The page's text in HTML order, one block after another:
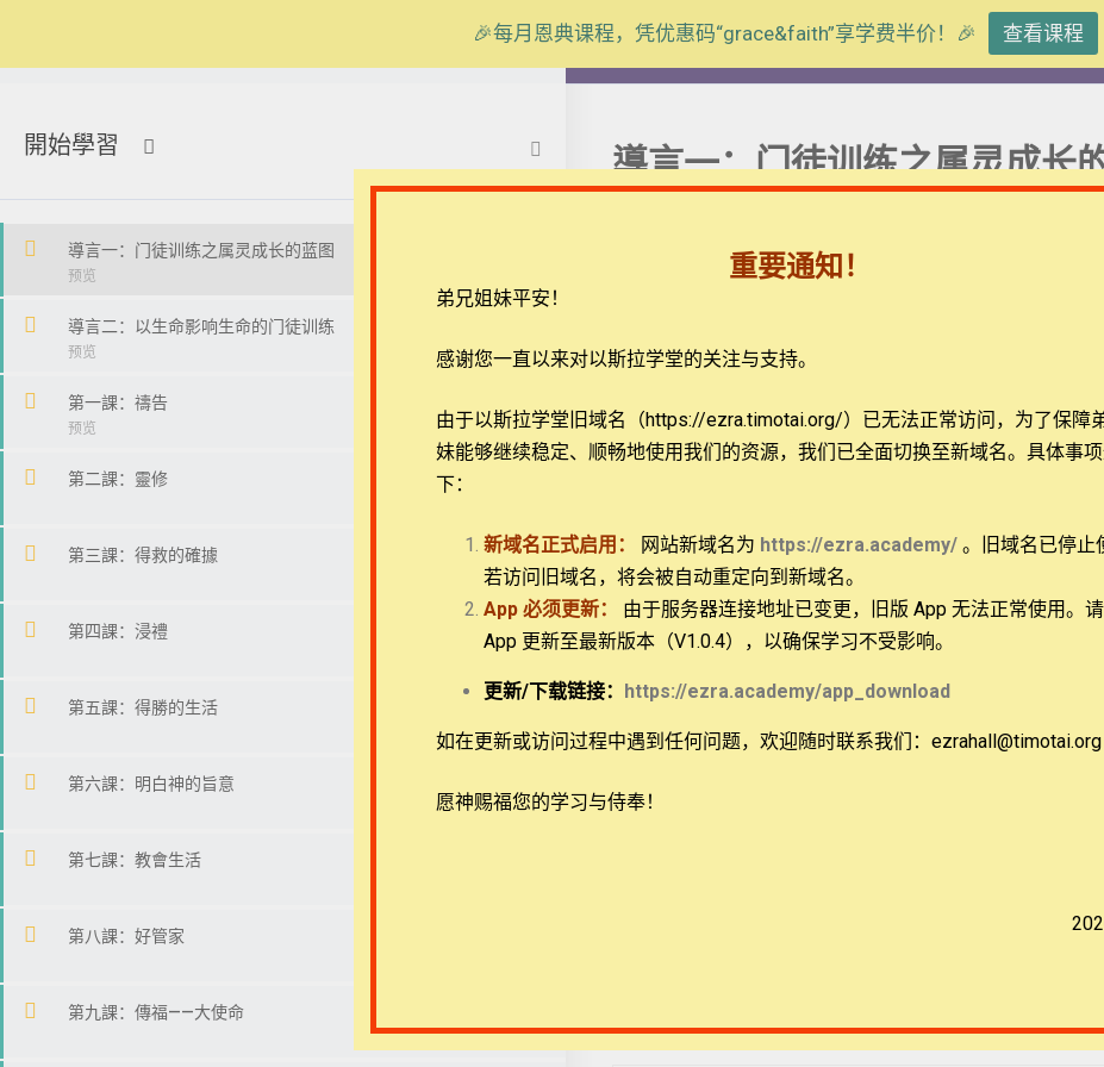
【粵語】以生命影響生命的門徒訓練
開始學習
導言一：门徒训练之属灵成长的蓝图
導言二：以生命影响生命的门徒训练
第一課：禱告
第二課：靈修
第三課：得救的確據
第四課：浸禮
第五課：得勝的生活
第六課：明白神的旨意
第七課：教會生活
第八課：好管家
第九課：傳福——大使命
導言一：门徒训练之属灵成长
暂无评论
在此浏览器中保存我的显示名称、邮箱地址和网站地址
退换政策
隐私策略
常见问题 联系我们
重要通知！
弟兄姐妹平安！
感谢您一直以来对以斯拉学堂的关注与支持。
由于以斯拉学堂旧域名（https://ezra.timotai.org/）已无法正常访问， 为了保障
妹能够继续稳定、顺畅地使用我们的资源，我们已全面切换至新域名。具体事
下：
新域名正式启用： 网站新域名为 https://ezra.academy/ 。旧域名已停止
若访问旧域名，将会被自动重定向到新域名。
App 必须更新：
由于服务器连接地址已变更，旧版 App 无法正常使用。
App 更新至最新版本（V1.0.4），以确保学习不受影响。
更新/下载链接： https://ezra.academy/app_download
如在更新或访问过程中遇到任何问题，欢迎随时联系我们：ezrahall@timotai.org
愿神赐福您的学习与侍奉！
🎉每月恩典课程，凭优惠码“grace&faith”享学费半价！🎉 查看课程